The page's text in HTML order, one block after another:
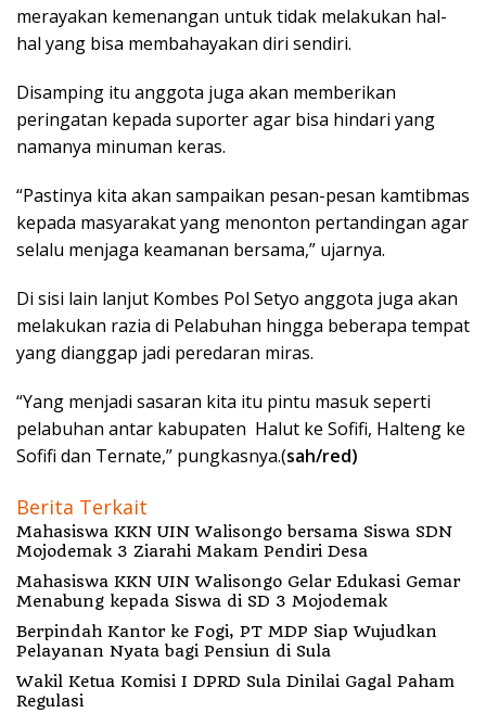
merayakan kemenangan untuk tidak melakukan hal-
hal yang bisa membahayakan diri sendiri.
Disamping itu anggota juga akan memberikan
peringatan kepada suporter agar bisa hindari yang
namanya minuman keras.
“Pastinya kita akan sampaikan pesan-pesan kamtibmas
kepada masyarakat yang menonton pertandingan agar
selalu menjaga keamanan bersama,” ujarnya.
Di sisi lain lanjut Kombes Pol Setyo anggota juga akan
melakukan razia di Pelabuhan hingga beberapa tempat
yang dianggap jadi peredaran miras.
“Yang menjadi sasaran kita itu pintu masuk seperti
pelabuhan antar kabupaten Halut ke Sofifi, Halteng ke
Sofifi dan Ternate,” pungkasnya.(sah/red)
Berita Terkait
Mahasiswa KKN UIN Walisongo bersama Siswa SDN
Mojodemak 3 Ziarahi Makam Pendiri Desa
Mahasiswa KKN UIN Walisongo Gelar Edukasi Gemar
Menabung kepada Siswa di SD 3 Mojodemak
Berpindah Kantor ke Fogi, PT MDP Siap Wujudkan
Pelayanan Nyata bagi Pensiun di Sula
Wakil Ketua Komisi I DPRD Sula Dinilai Gagal Paham
Regulasi